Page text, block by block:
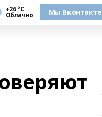
+26 °С
Облачно Мы Вконтакте